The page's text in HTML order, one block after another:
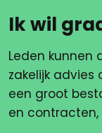
Ik wil
Leden kunnen
zakelijk
een groot
en